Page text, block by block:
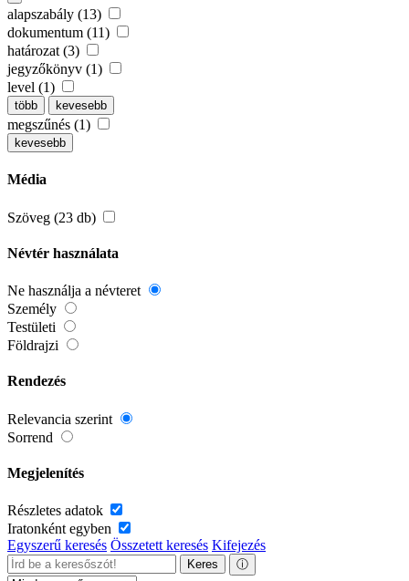
alapszabály (13)
dokumentum (11)
határozat (3)
jegyzőkönyv (1)
level (1)
több kevesebb
megszűnés (1)
kevesebb
Média
Szöveg (23 db)
Névtér használata
Ne használja a névteret
Személy
Testületi
Földrajzi
Rendezés
Relevancia szerint
Sorrend
Megjelenítés
Részletes adatok
Iratonként egyben
Egyszerű keresés Összetett keresés Kifejezés
Keres ⓘ